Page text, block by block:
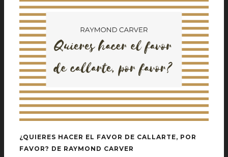
¿QUIERES HACER EL FAVOR DE CALLARTE, POR
FAVOR? DE RAYMOND CARVER